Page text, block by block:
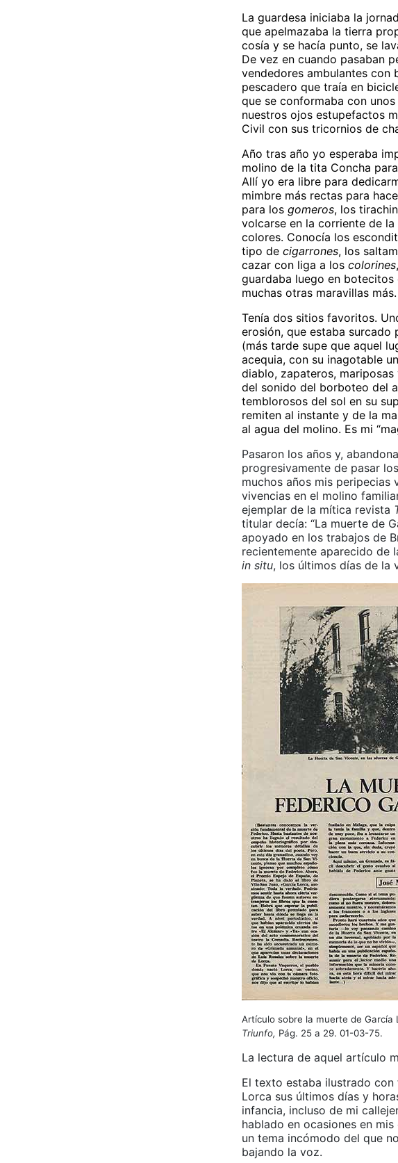
La guardesa iniciaba la
que apelmazaba la tierra
cosía y se hacía punto, se
De vez en cuando pasaban
vendedores ambulantes con
pescadero que traía en
que se conformaba con
nuestros ojos estupefactos
Civil con sus tricornios de
Año tras año yo esperaba
molino de la tita Concha
Allí yo era libre para
mimbre más rectas para
para los gomeros, los
volcarse en la corriente de
colores. Conocía los
tipo de cigarrones, los
cazar con liga a los colorines
guardaba luego en
muchas otras maravillas más.
Tenía dos sitios favoritos.
erosión, que estaba
(más tarde supe que aquel
acequia, con su inagotable
diablo, zapateros,
del sonido del borboteo del
temblorosos del sol en su
remiten al instante y de la
al agua del molino. Es mi
Pasaron los años y,
progresivamente de pasar
muchos años mis peripecias
vivencias en el molino
ejemplar de la mítica revista
titular decía: “La muerte de
apoyado en los trabajos de
recientemente aparecido de
in situ, los últimos días de la
Artículo sobre la muerte de García
Triunfo, Pág. 25 a 29. 01-03-75.
La lectura de aquel artículo
El texto estaba ilustrado
Lorca sus últimos días y
infancia, incluso de mi
hablado en ocasiones en
un tema incómodo del que
bajando la voz.